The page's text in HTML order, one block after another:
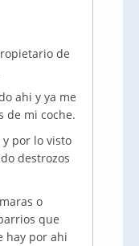
de
ahi y ya me
de mi coche.
por lo visto
destrozos
o
que
hay por ahi